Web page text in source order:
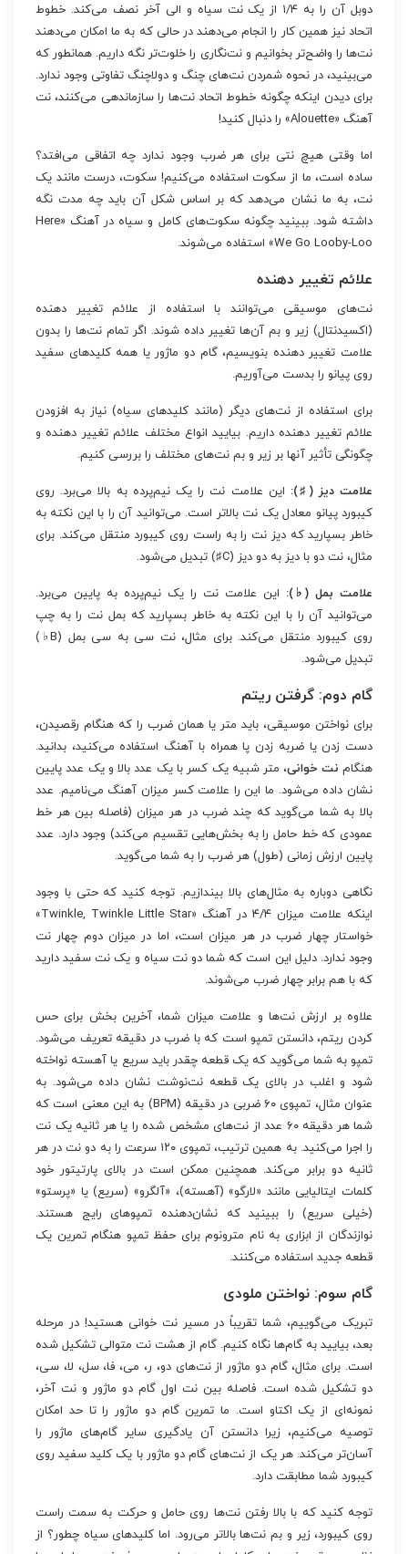
دوبل آن را به ۱/۴ از یک نت سیاه و الی آخر نصف می‌کند. خطوط
اتحاد نیز همین کار را انجام می‌دهند در حالی که به ما امکان می‌دهند
نت‌ها را واضح‌تر بخوانیم و نت‌نگاری را خلوت‌تر نگه داریم. همانطور که
می‌بینید، در نحوه شمردن نت‌های چنگ و دولاچنگ تفاوتی وجود ندارد.
برای دیدن اینکه چگونه خطوط اتحاد نت‌ها را سازماندهی می‌کنند، نت
آهنگ «Alouette» را دنبال کنید!
اما وقتی هیچ نتی برای هر ضرب وجود ندارد چه اتفاقی می‌افتد؟
ساده است، ما از سکوت استفاده می‌کنیم! سکوت، درست مانند یک
نت، به ما نشان می‌دهد که بر اساس شکل آن باید چه مدت نگه
داشته شود. ببینید چگونه سکوت‌های کامل و سیاه در آهنگ «Here
We Go Looby-Loo» استفاده می‌شوند.
علائم تغییر دهنده
نت‌های موسیقی می‌توانند با استفاده از علائم تغییر دهنده
(اکسیدنتال) زیر و بم آن‌ها تغییر داده شوند. اگر تمام نت‌ها را بدون
علامت تغییر دهنده بنویسیم، گام دو ماژور یا همه کلیدهای سفید
روی پیانو را بدست می‌آوریم.
برای استفاده از نت‌های دیگر (مانند کلیدهای سیاه) نیاز به افزودن
علائم تغییر دهنده داریم. بیایید انواع مختلف علائم تغییر دهنده و
چگونگی تأثیر آنها بر زیر و بم نت‌های مختلف را بررسی کنیم.
علامت دیز (♯): این علامت نت را یک نیم‌پرده به بالا می‌برد. روی
کیبورد پیانو معادل یک نت بالاتر است. می‌توانید آن را با این نکته به
خاطر بسپارید که دیز نت را به راست روی کیبورد منتقل می‌کند. برای
مثال، نت دو با دیز به دو دیز (C♯) تبدیل می‌شود.
علامت بمل (♭): این علامت نت را یک نیم‌پرده به پایین می‌برد.
می‌توانید آن را با این نکته به خاطر بسپارید که بمل نت را به چپ
روی کیبورد منتقل می‌کند. برای مثال، نت سی به سی بمل (B♭)
تبدیل می‌شود.
گام دوم: گرفتن ریتم
برای نواختن موسیقی، باید متر یا همان ضرب را که هنگام رقصیدن،
دست زدن یا ضربه زدن پا همراه با آهنگ استفاده می‌کنید، بدانید.
هنگام نت خوانی، متر شبیه یک کسر با یک عدد بالا و یک عدد پایین
نشان داده می‌شود. ما این را علامت کسر میزان آهنگ می‌نامیم. عدد
بالا به شما می‌گوید که چند ضرب در هر میزان (فاصله بین هر خط
عمودی که خط حامل را به بخش‌هایی تقسیم می‌کند) وجود دارد. عدد
پایین ارزش زمانی (طول) هر ضرب را به شما می‌گوید.
نگاهی دوباره به مثال‌های بالا بیندازیم. توجه کنید که حتی با وجود
اینکه علامت میزان ۴/۴ در آهنگ «Twinkle, Twinkle Little Star»
خواستار چهار ضرب در هر میزان است، اما در میزان دوم چهار نت
وجود ندارد. دلیل این است که شما دو نت سیاه و یک نت سفید دارید
که با هم برابر چهار ضرب می‌شوند.
علاوه بر ارزش نت‌ها و علامت میزان شما، آخرین بخش برای حس
کردن ریتم، دانستن تمپو است که با ضرب در دقیقه تعریف می‌شود.
تمپو به شما می‌گوید که یک قطعه چقدر باید سریع یا آهسته نواخته
شود و اغلب در بالای یک قطعه نت‌نوشت نشان داده می‌شود. به
عنوان مثال، تمپوی ۶۰ ضربی در دقیقه (BPM) به این معنی است که
شما هر دقیقه ۶۰ عدد از نت‌های مشخص شده را یا هر ثانیه یک نت
را اجرا می‌کنید. به همین ترتیب، تمپوی ۱۲۰ سرعت را به دو نت در هر
ثانیه دو برابر می‌کند. همچنین ممکن است در بالای پارتیتور خود
کلمات ایتالیایی مانند «لارگو» (آهسته)، «آلگرو» (سریع) یا «پرستو»
(خیلی سریع) را ببینید که نشان‌دهنده تمپوهای رایج هستند.
نوازندگان از ابزاری به نام مترونوم برای حفظ تمپو هنگام تمرین یک
قطعه جدید استفاده می‌کنند.
گام سوم: نواختن ملودی
تبریک می‌گوییم، شما تقریباً در مسیر نت خوانی هستید! در مرحله
بعد، بیایید به گام‌ها نگاه کنیم. گام از هشت نت متوالی تشکیل شده
است. برای مثال، گام دو ماژور از نت‌های دو، ر، می، فا، سل، لا، سی،
دو تشکیل شده است. فاصله بین نت اول گام دو ماژور و نت آخر،
نمونه‌ای از یک اکتاو است. ما تمرین گام دو ماژور را تا حد امکان
توصیه می‌کنیم، زیرا دانستن آن یادگیری سایر گام‌های ماژور را
آسان‌تر می‌کند. هر یک از نت‌های گام دو ماژور با یک کلید سفید روی
کیبورد شما مطابقت دارد.
توجه کنید که با بالا رفتن نت‌ها روی حامل و حرکت به سمت راست
روی کیبورد، زیر و بم نت‌ها بالاتر می‌رود. اما کلیدهای سیاه چطور؟ از